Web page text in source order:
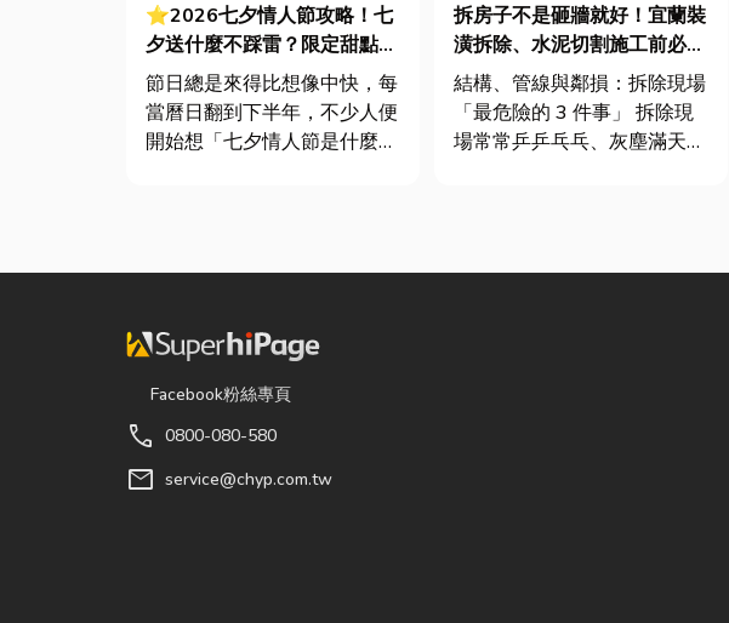
⭐2026七夕情人節攻略！七
夕送什麼不踩雷？限定甜點哪
裡買？台中甜點推薦一次看！
節日總是來得比想像中快，每
當曆日翻到下半年，不少人便
開始想「七夕情人節是什麼時
「七夕情...
拆房子不是砸牆就好！宜蘭裝
潢拆除、水泥切割施工前必看
的避坑指南，專家曝這 3 件事
最危險！
結構、管線與鄰損：拆除現場
「最危險的 3 件事」 拆除現
場常常乒乒乓乓、灰塵滿天
Facebook粉絲專頁
call 0800-080-580
mail service@chyp.com.tw